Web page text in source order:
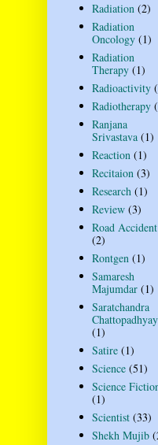
Radiation (2)
Radiation
Oncology (1)
Radiation
Therapy (1)
Radioactivity
Radiotherapy
Ranjana
Srivastava (1)
Reaction (1)
Recitaion (3)
Research (1)
Review (3)
Road Accident
(2)
Rontgen (1)
Samaresh
Majumdar (1)
Saratchandra
Chattopadhyay
(1)
Satire (1)
Science (51)
Science
(1)
Scientist (33)
Shekh Mujib